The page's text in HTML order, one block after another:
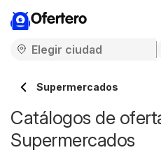
Ofertero
Supermercados
Catálogos de
Supermercados